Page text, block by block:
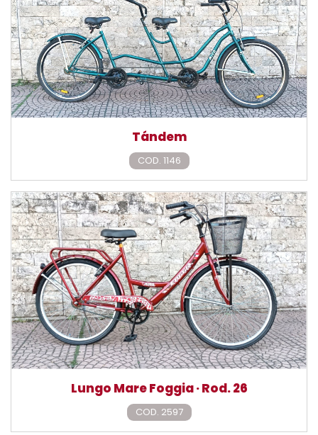
Tándem
COD. 1146
Lungo Mare Foggia · Rod. 26
COD. 2597